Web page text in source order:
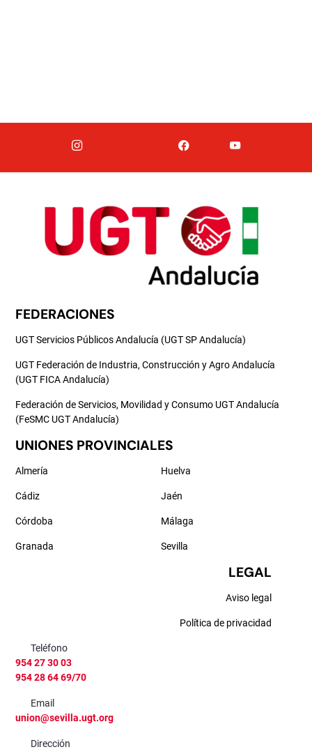
FEDERACIONES
UGT Servicios Públicos Andalucía (UGT SP Andalucía)
UGT Federación de Industria, Construcción y Agro Andalucía
(UGT FICA Andalucía)
Federación de Servicios, Movilidad y Consumo UGT Andalucía
(FeSMC UGT Andalucía)
UNIONES PROVINCIALES
Almería
Cádiz
Córdoba
Granada
Huelva
Jaén
Málaga
Sevilla
LEGAL
Aviso legal
Política de privacidad
Teléfono
954 27 30 03
954 28 64 69/70
Email
union@sevilla.ugt.org
Dirección